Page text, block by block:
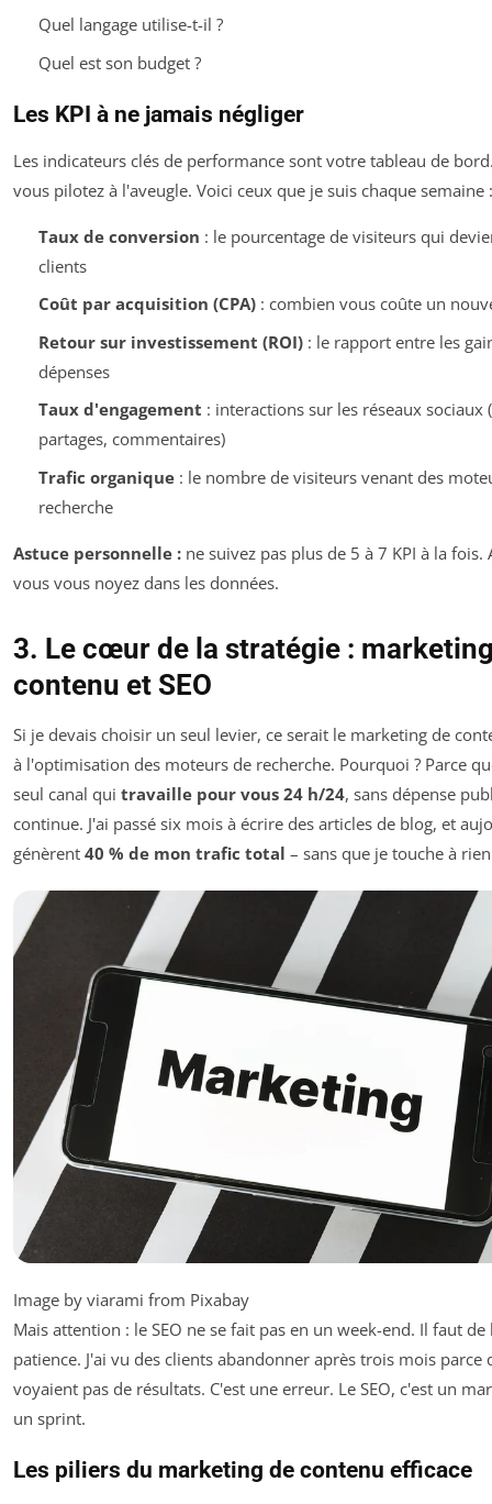
Quel langage utilise-t-il ?
Quel est son budget ?
Les KPI à ne jamais négliger
Les indicateurs clés de performance sont votre tableau de
vous pilotez à l'aveugle. Voici ceux que je suis chaque semaine :
Taux de conversion : le pourcentage de visiteurs qui
clients
Coût par acquisition (CPA): combien vous coûte un
Retour sur investissement (ROI): le rapport entre les
dépenses
Taux d'engagement : interactions sur les réseaux sociaux
partages, commentaires)
Trafic organique: le nombre de visiteurs venant des
recherche
Astuce personnelle : ne suivez pas plus de 5 à 7 KPI à la fois.
vous vous noyez dans les données.
3. Le cœur de la stratégie :
contenu et SEO
Si je devais choisir un seul levier, ce serait le marketing de
à l'optimisation des moteurs de recherche. Pourquoi ? Parce
seul canal qui travaille pour vous 24 h/24, sans dépense
continue. J'ai passé six mois à écrire des articles de blog, et
génèrent 40 % de mon trafic total – sans que je touche à
Image by viarami from Pixabay
Mais attention : le SEO ne se fait pas en un week-end. Il faut de
patience. J'ai vu des clients abandonner après trois mois parce
voyaient pas de résultats. C'est une erreur. Le SEO, c'est un
un sprint.
Les piliers du marketing de contenu efficace